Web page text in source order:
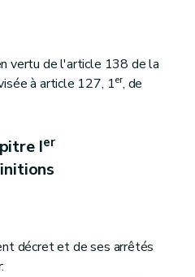
vertu de l'article 138 de la
à article 127, 1er, de
Ier
décret et de ses arrêtés